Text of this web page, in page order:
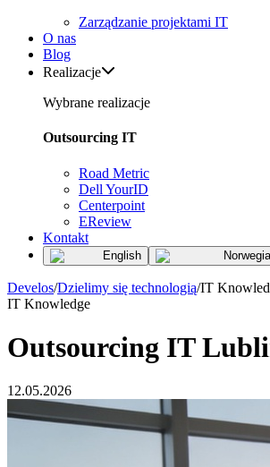
Zarządzanie projektami IT
O nas
Blog
Realizacje
Wybrane realizacje
Outsourcing IT
Road Metric
Dell YourID
Centerpoint
EReview
Kontakt
English
Develos/Dzielimy się technologią/IT
IT Knowledge
Outsourcing IT
12.05.2026